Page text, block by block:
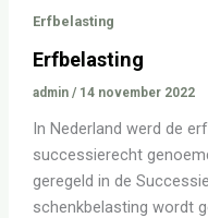
Erfbelasting
Erfbelasting
admin / 14 november 2022
In Nederland werd de
successierecht
geregeld in de
schenkbelasting wordt